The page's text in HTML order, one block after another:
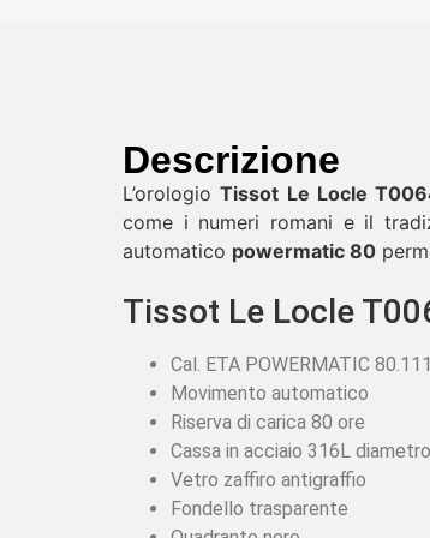
Descrizione
L’orologioTissot Le Locle
come i numeri romani e il
automatico powermatic 80
Tissot Le Locle
Cal. ETA POWERMATIC 80.111
Movimento automatico
Riserva di carica 80 ore
Cassa in acciaio 316L
Vetro zaffiro antigraffio
Fondello trasparente